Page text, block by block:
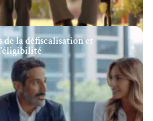
de la défiscalisation et